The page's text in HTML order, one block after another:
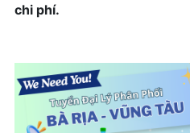
Tại Sao PG-P4G
Case Study Yulily:
Nước Đóng Chai Có Logo
Cách Agency Tạo Ấn
chi phí.